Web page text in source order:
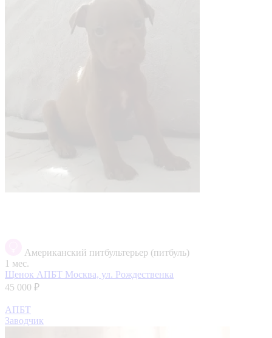
Американский питбультерьер (питбуль)
1 мес.
Щенок АПБТ Москва, ул. Рождественка
45 000 ₽
АПБТ
Заводчик